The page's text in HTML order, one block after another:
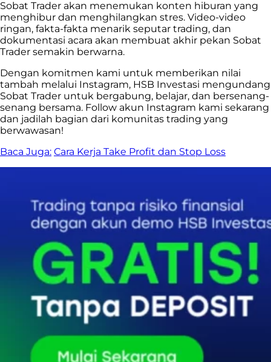
Sobat Trader akan menemukan konten hiburan yang
menghibur dan menghilangkan stres. Video-video
ringan, fakta-fakta menarik seputar trading, dan
dokumentasi acara akan membuat akhir pekan Sobat
Trader semakin berwarna.
Dengan komitmen kami untuk memberikan nilai
tambah melalui Instagram, HSB Investasi mengundang
Sobat Trader untuk bergabung, belajar, dan bersenang-
senang bersama. Follow akun Instagram kami sekarang
dan jadilah bagian dari komunitas trading yang
berwawasan!
Baca Juga: Cara Kerja Take Profit dan Stop Loss